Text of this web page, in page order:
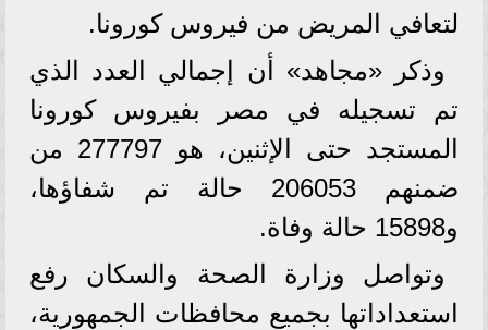
لتعافي المريض من فيروس كورونا.
وذكر «مجاهد» أن إجمالي العدد الذي
تم تسجيله في مصر بفيروس كورونا
المستجد حتى الإثنين، هو 277797 من
ضمنهم 206053 حالة تم شفاؤها،
و15898 حالة وفاة.
وتواصل وزارة الصحة والسكان رفع
استعداداتها بجميع محافظات الجمهورية،